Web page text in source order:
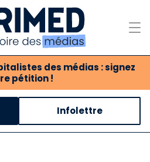
des médias : signez
pétition !
association
des médias
Infolettre